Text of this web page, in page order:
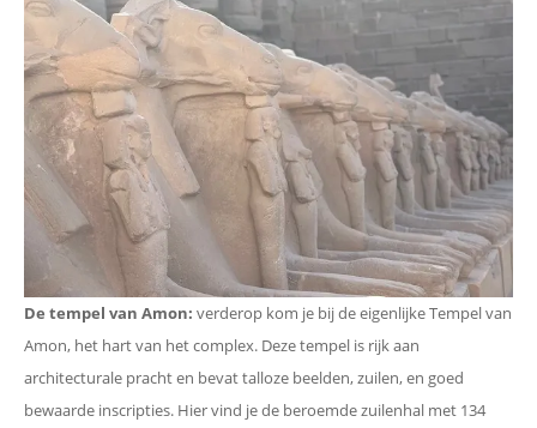
De tempel van Amon: verderop kom je bij de eigenlijke Tempel van
Amon, het hart van het complex. Deze tempel is rijk aan
architecturale pracht en bevat talloze beelden, zuilen, en goed
bewaarde inscripties. Hier vind je de beroemde zuilenhal met 134